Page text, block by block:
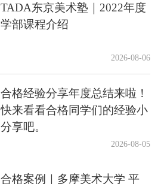
TADA东京美术塾｜2022年度
学部课程介绍
2026-08-06
合格经验分享年度总结来啦！
快来看看合格同学们的经验小
分享吧。
2026-08-05
合格案例｜多摩美术大学 平